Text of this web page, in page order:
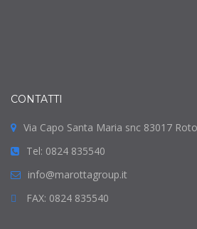
CONTATTI
Via Capo Santa Maria snc 83017
Tel: 0824 835540
info@marottagroup.it
FAX: 0824 835540